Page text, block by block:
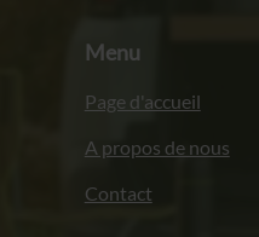
Menu
Page d'accueil
A propos de nous
Contact